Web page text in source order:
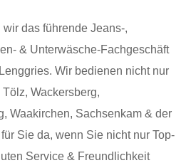
das führende Jeans-,
& Unterwäsche-Fachgeschäft
Wir bedienen nicht nur
Wackersberg,
Waakirchen, Sachsenkam & der
Sie da, wenn Sie nicht nur Top-
Service & Freundlichkeit